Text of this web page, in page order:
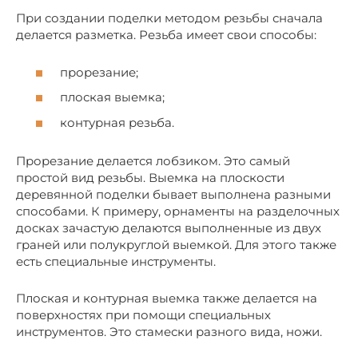
При создании поделки методом резьбы сначала
делается разметка. Резьба имеет свои способы:
прорезание;
плоская выемка;
контурная резьба.
Прорезание делается лобзиком. Это самый
простой вид резьбы. Выемка на плоскости
деревянной поделки бывает выполнена разными
способами. К примеру, орнаменты на разделочных
досках зачастую делаются выполненные из двух
граней или полукруглой выемкой. Для этого также
есть специальные инструменты.
Плоская и контурная выемка также делается на
поверхностях при помощи специальных
инструментов. Это стамески разного вида, ножи.